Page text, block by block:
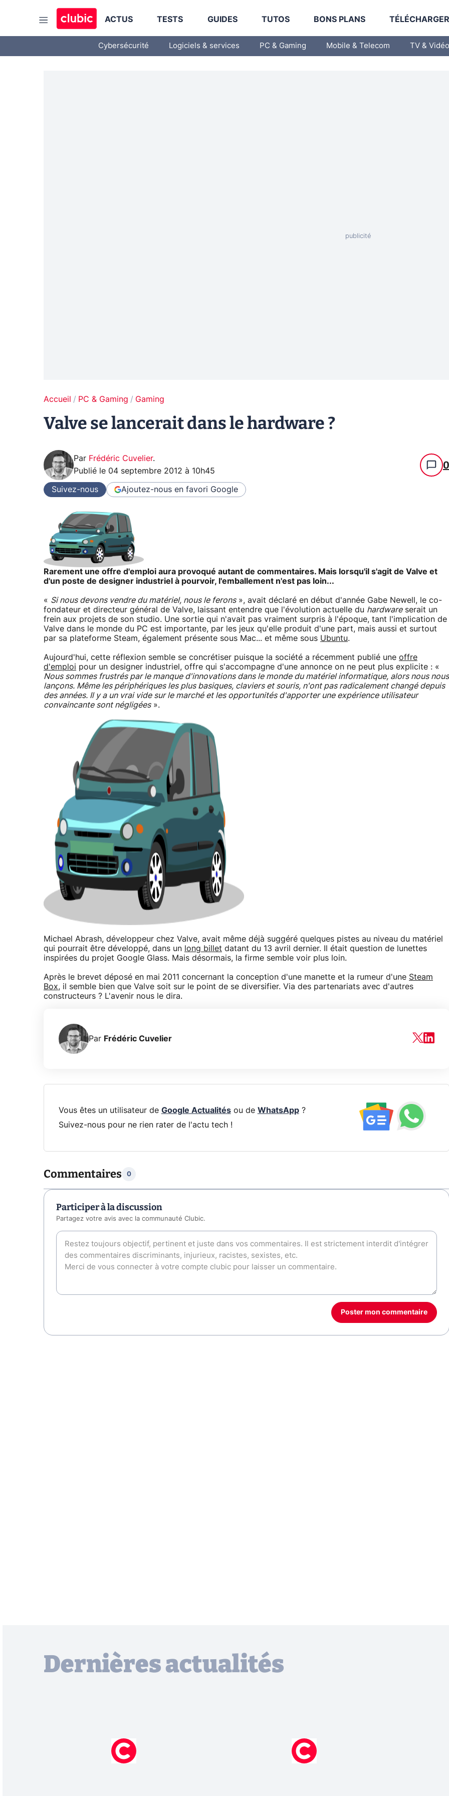
ACTUS TESTS GUIDES TUTOS BONS PLANS
Cybersécurité Logiciels & services PC & Gaming Mobile & Telecom TV & Vidéo
Accueil PC & Gaming Gaming
Valve se lancerait dans le hardware ?
Par Frédéric Cuvelier.
Publié le 04 septembre 2012 à 10h45 0
Suivez-nous Ajoutez-nous en favori Google
Rarement une offre d'emploi aura provoqué autant de commentaires. Mais lorsqu'il s'agit de Valve et
d'un poste de designer industriel à pourvoir, l'emballement n'est pas loin...
« Si nous devons vendre du matériel, nous le ferons», avait déclaré en début d'année Gabe Newell, le co-
fondateur et directeur général de Valve, laissant entendre que l'évolution actuelle du hardwareserait un
frein aux projets de son studio. Une sortie qui n'avait pas vraiment surpris à l'époque, tant l'implication de
Valve dans le monde du PC est importante, par les jeux qu'elle produit d'une part, mais aussi et surtout
par sa plateforme Steam, également présente sous Mac... et même sous Ubuntu.
Aujourd'hui, cette réflexion semble se concrétiser puisque la société a récemment publié une offre
d'emploi pour un designer industriel, offre qui s'accompagne d'une annonce on ne peut plus explicite : «
Nous sommes frustrés par le manque d'innovations dans le monde du matériel informatique, alors nous nous
lançons. Même les périphériques les plus basiques, claviers et souris, n'ont pas radicalement changé depuis
des années. Il y a un vrai vide sur le marché et les opportunités d'apporter une expérience utilisateur
convaincante sont négligées».
Michael Abrash, développeur chez Valve, avait même déjà suggéré quelques pistes au niveau du matériel
qui pourrait être développé, dans un long billet datant du 13 avril dernier. Il était question de lunettes
inspirées du projet Google Glass. Mais désormais, la firme semble voir plus loin.
Après le brevet déposé en mai 2011 concernant la conception d'une manette et la rumeur d'une Steam
Box, il semble bien que Valve soit sur le point de se diversifier. Via des partenariats avec d'autres
constructeurs ? L'avenir nous le dira.
Par Frédéric Cuvelier
Vous êtes un utilisateur de Google Actualitésou de WhatsApp?
Suivez-nous pour ne rien rater de l'actu tech !
Commentaires 0
Participer à la discussion
Partagez votre avis avec la communauté Clubic.
Poster mon commentaire
Dernières actualités